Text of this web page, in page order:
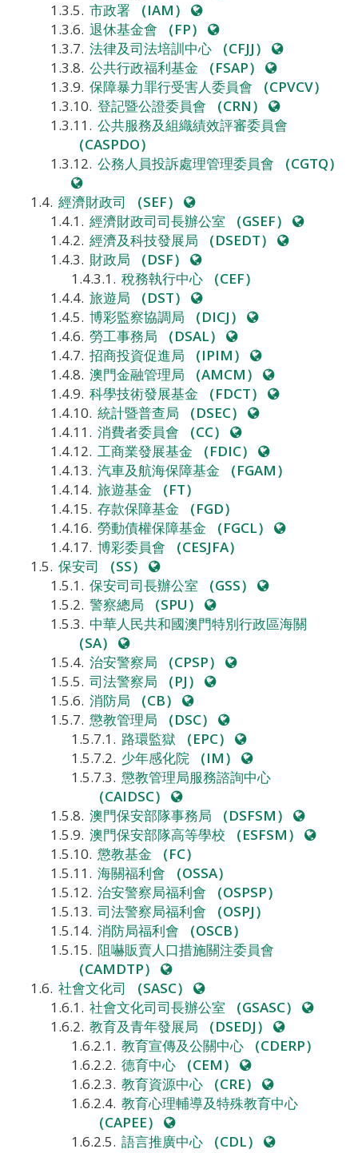
市政署 （IAM）
網
站
退休基金會 （FP）
網
站
法律及司法培訓中心 （CFJJ）
網
公共行政福利基金 （FSAP）
網
站
保障暴力罪行受害人委員會
（CPVCV）
登記暨公證委員會
（CRN）
網
站
公共服務及組織績效評審委員會
（CASPDO）
公務人員投訴處理管理委員會
（CGTQ）
網
站
經濟財政司 （SEF）
網
站
經濟財政司司長辦公室 （GSEF）
網
經濟及科技發展局 （DSEDT）
網
財政局 （DSF）
網
站
稅務執行中心
（CEF）
旅遊局
（DST）
網
站
博彩監察協調局 （DICJ）
網
勞工事務局 （DSAL）
網
站
招商投資促進局 （IPIM）
網
站
澳門金融管理局 （AMCM）
網
站
科學技術發展基金 （FDCT）
網
統計暨普查局 （DSEC）
網
消費者委員會 （CC）
網
站
工商業發展基金 （FDIC）
網
站
汽車及航海保障基金
（FGAM）
旅遊基金
（FT）
存款保障基金
（FGD）
勞動債權保障基金
（FGCL）
網
博彩委員會
（CESJFA）
保安司
（SS）
網
站
保安司司長辦公室 （GSS）
網
警察總局 （SPU）
網
站
中華人民共和國澳門特別行政區海關
（SA）
網
站
治安警察局 （CPSP）
網
司法警察局 （PJ）
網
消防局 （CB）
網
站
懲教管理局 （DSC）
網
站
路環監獄 （EPC）
網
站
少年感化院 （IM）
網
站
懲教管理局服務諮詢中心
（CAIDSC）
網
站
澳門保安部隊事務局 （DSFSM）
網
站
澳門保安部隊高等學校 （ESFSM）
網
懲教基金
（FC）
海關福利會
（OSSA）
治安警察局福利會
（OSPSP）
司法警察局福利會
（OSPJ）
消防局福利會
（OSCB）
阻嚇販賣人口措施關注委員會
（CAMDTP）
網
站
社會文化司 （SASC）
網
站
社會文化司司長辦公室 （GSASC）
網
教育及青年發展局 （DSEDJ）
網
站
教育宣傳及公關中心
（CDERP）
德育中心
（CEM）
網
站
教育資源中心 （CRE）
網
站
教育心理輔導及特殊教育中心
（CAPEE）
網
站
語言推廣中心 （CDL）
網